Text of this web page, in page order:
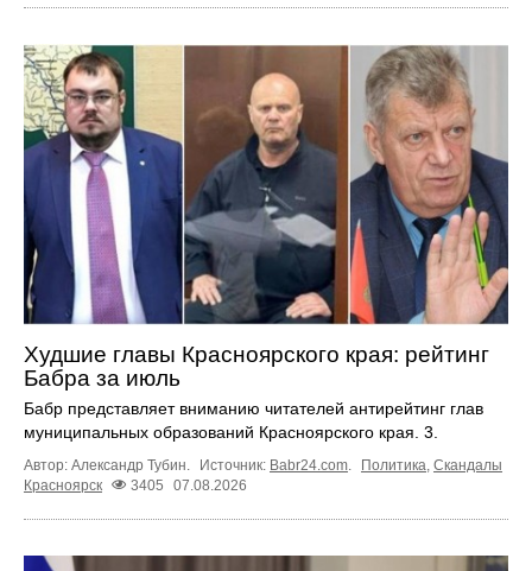
Худшие главы Красноярского края: рейтинг
Бабра за июль
Бабр представляет вниманию читателей антирейтинг глав
муниципальных образований Красноярского края. 3.
Автор: Александр Тубин. Источник: Babr24.com Политика Скандалы
Красноярск
3405 07.08.2026